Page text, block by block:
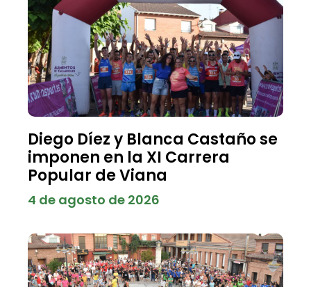
Diego Díez y Blanca Castaño se
imponen en la XI Carrera
Popular de Viana
4 de agosto de 2026